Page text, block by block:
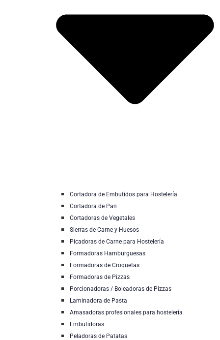
Cortadora de Embutidos para Hostelería
Cortadora de Pan
Cortadoras de Vegetales
Sierras de Carne y Huesos
Picadoras de Carne para Hostelería
Formadoras Hamburguesas
Formadoras de Croquetas
Formadoras de Pizzas
Porcionadoras / Boleadoras de Pizzas
Laminadora de Pasta
Amasadoras profesionales para hostelería
Embutidoras
Peladoras de Patatas